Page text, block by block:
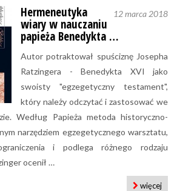
12 marca 2018
Hermeneutyka
wiary w nauczaniu
papieża Benedykta …
Autor potraktował spuściznę Josepha
Ratzingera - Benedykta XVI jako
swoisty "egzegetyczny testament",
który należy odczytać i zastosować we
Według Papieża metoda historyczno-
narzędziem egzegetycznego warsztatu,
i podlega różnego rodzaju
ocenił …
więcej